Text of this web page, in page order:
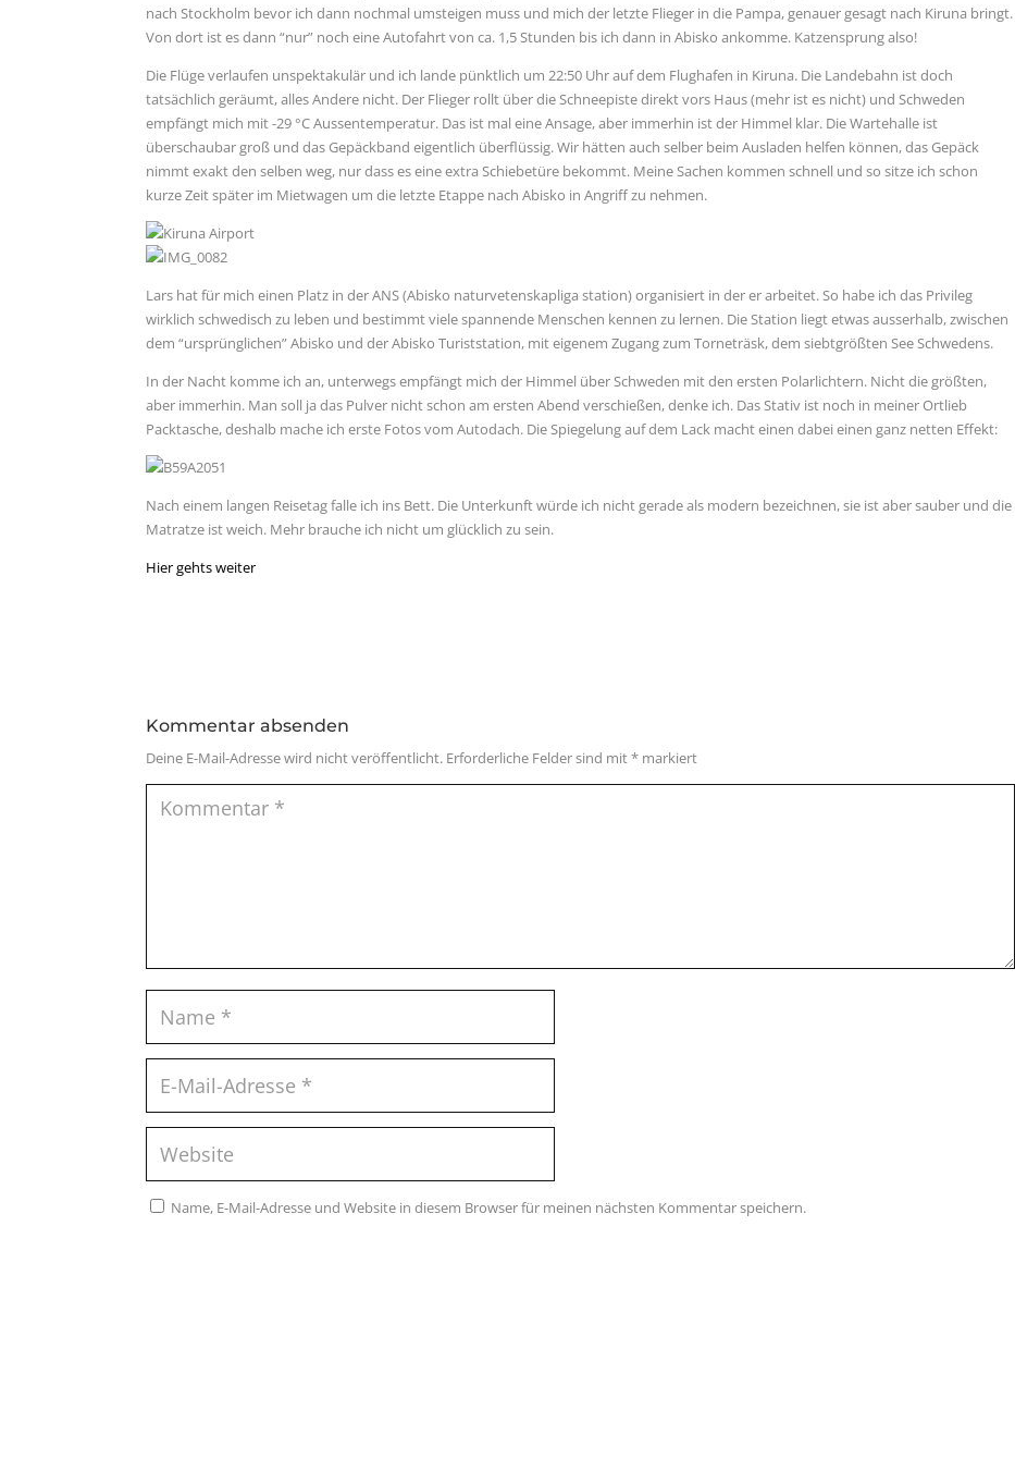
nach Stockholm bevor ich dann nochmal umsteigen muss und mich der letzte Flieger in die Pampa, genauer gesagt nach Kiruna bringt.
Von dort ist es dann “nur” noch eine Autofahrt von ca. 1,5 Stunden bis ich dann in Abisko ankomme. Katzensprung also!
Die Flüge verlaufen unspektakulär und ich lande pünktlich um 22:50 Uhr auf dem Flughafen in Kiruna. Die Landebahn ist doch
tatsächlich geräumt, alles Andere nicht. Der Flieger rollt über die Schneepiste direkt vors Haus (mehr ist es nicht) und Schweden
empfängt mich mit -29 °C Aussentemperatur. Das ist mal eine Ansage, aber immerhin ist der Himmel klar. Die Wartehalle ist
überschaubar groß und das Gepäckband eigentlich überflüssig. Wir hätten auch selber beim Ausladen helfen können, das Gepäck
nimmt exakt den selben weg, nur dass es eine extra Schiebetüre bekommt. Meine Sachen kommen schnell und so sitze ich schon
kurze Zeit später im Mietwagen um die letzte Etappe nach Abisko in Angriff zu nehmen.
Lars hat für mich einen Platz in der ANS (Abisko naturvetenskapliga station) organisiert in der er arbeitet. So habe ich das Privileg
wirklich schwedisch zu leben und bestimmt viele spannende Menschen kennen zu lernen. Die Station liegt etwas ausserhalb, zwischen
dem “ursprünglichen” Abisko und der Abisko Turiststation, mit eigenem Zugang zum Torneträsk, dem siebtgrößten See Schwedens.
In der Nacht komme ich an, unterwegs empfängt mich der Himmel über Schweden mit den ersten Polarlichtern. Nicht die größten,
aber immerhin. Man soll ja das Pulver nicht schon am ersten Abend verschießen, denke ich. Das Stativ ist noch in meiner Ortlieb
Packtasche, deshalb mache ich erste Fotos vom Autodach. Die Spiegelung auf dem Lack macht einen dabei einen ganz netten Effekt:
Nach einem langen Reisetag falle ich ins Bett. Die Unterkunft würde ich nicht gerade als modern bezeichnen, sie ist aber sauber und die
Matratze ist weich. Mehr brauche ich nicht um glücklich zu sein.
Hier gehts weiter
Kommentar absenden
Deine E-Mail-Adresse wird nicht veröffentlicht. Erforderliche Felder sind mit* markiert
Name, E-Mail-Adresse und Website in diesem Browser für meinen nächsten Kommentar speichern.